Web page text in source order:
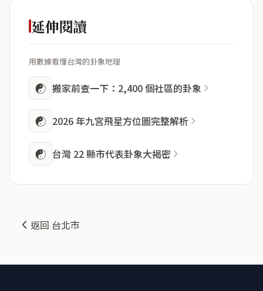
延伸閱讀
用數據看懂台灣的卦象地理
☯ 搬家前查一下：2,400 個社區的卦象
☯ 2026 年九宮飛星方位圖完整解析
☯ 台灣 22 縣市代表卦象大揭密
返回 台北市